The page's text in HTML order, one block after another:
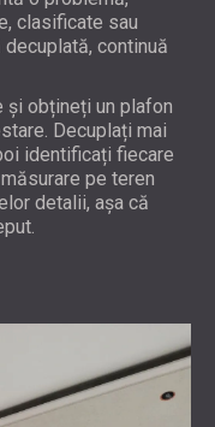
clasificate sau
continuă
și obțineți un plafon
Decuplați mai
identificați fiecare
pe teren
detalii, așa că